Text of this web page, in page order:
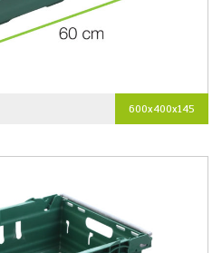
600x400x145